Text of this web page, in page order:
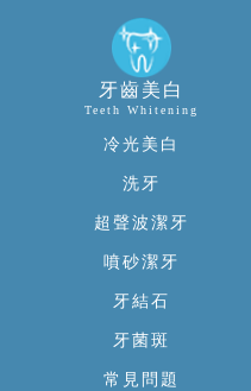
牙齒美白
Teeth Whitening
冷光美白
洗牙
超聲波潔牙
噴砂潔牙
牙結石
牙菌斑
常見問題